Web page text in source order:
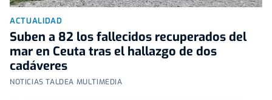
ACTUALIDAD
Suben a 82 los fallecidos recuperados del
mar en Ceuta tras el hallazgo de dos
cadáveres
NOTICIAS TALDEA MULTIMEDIA